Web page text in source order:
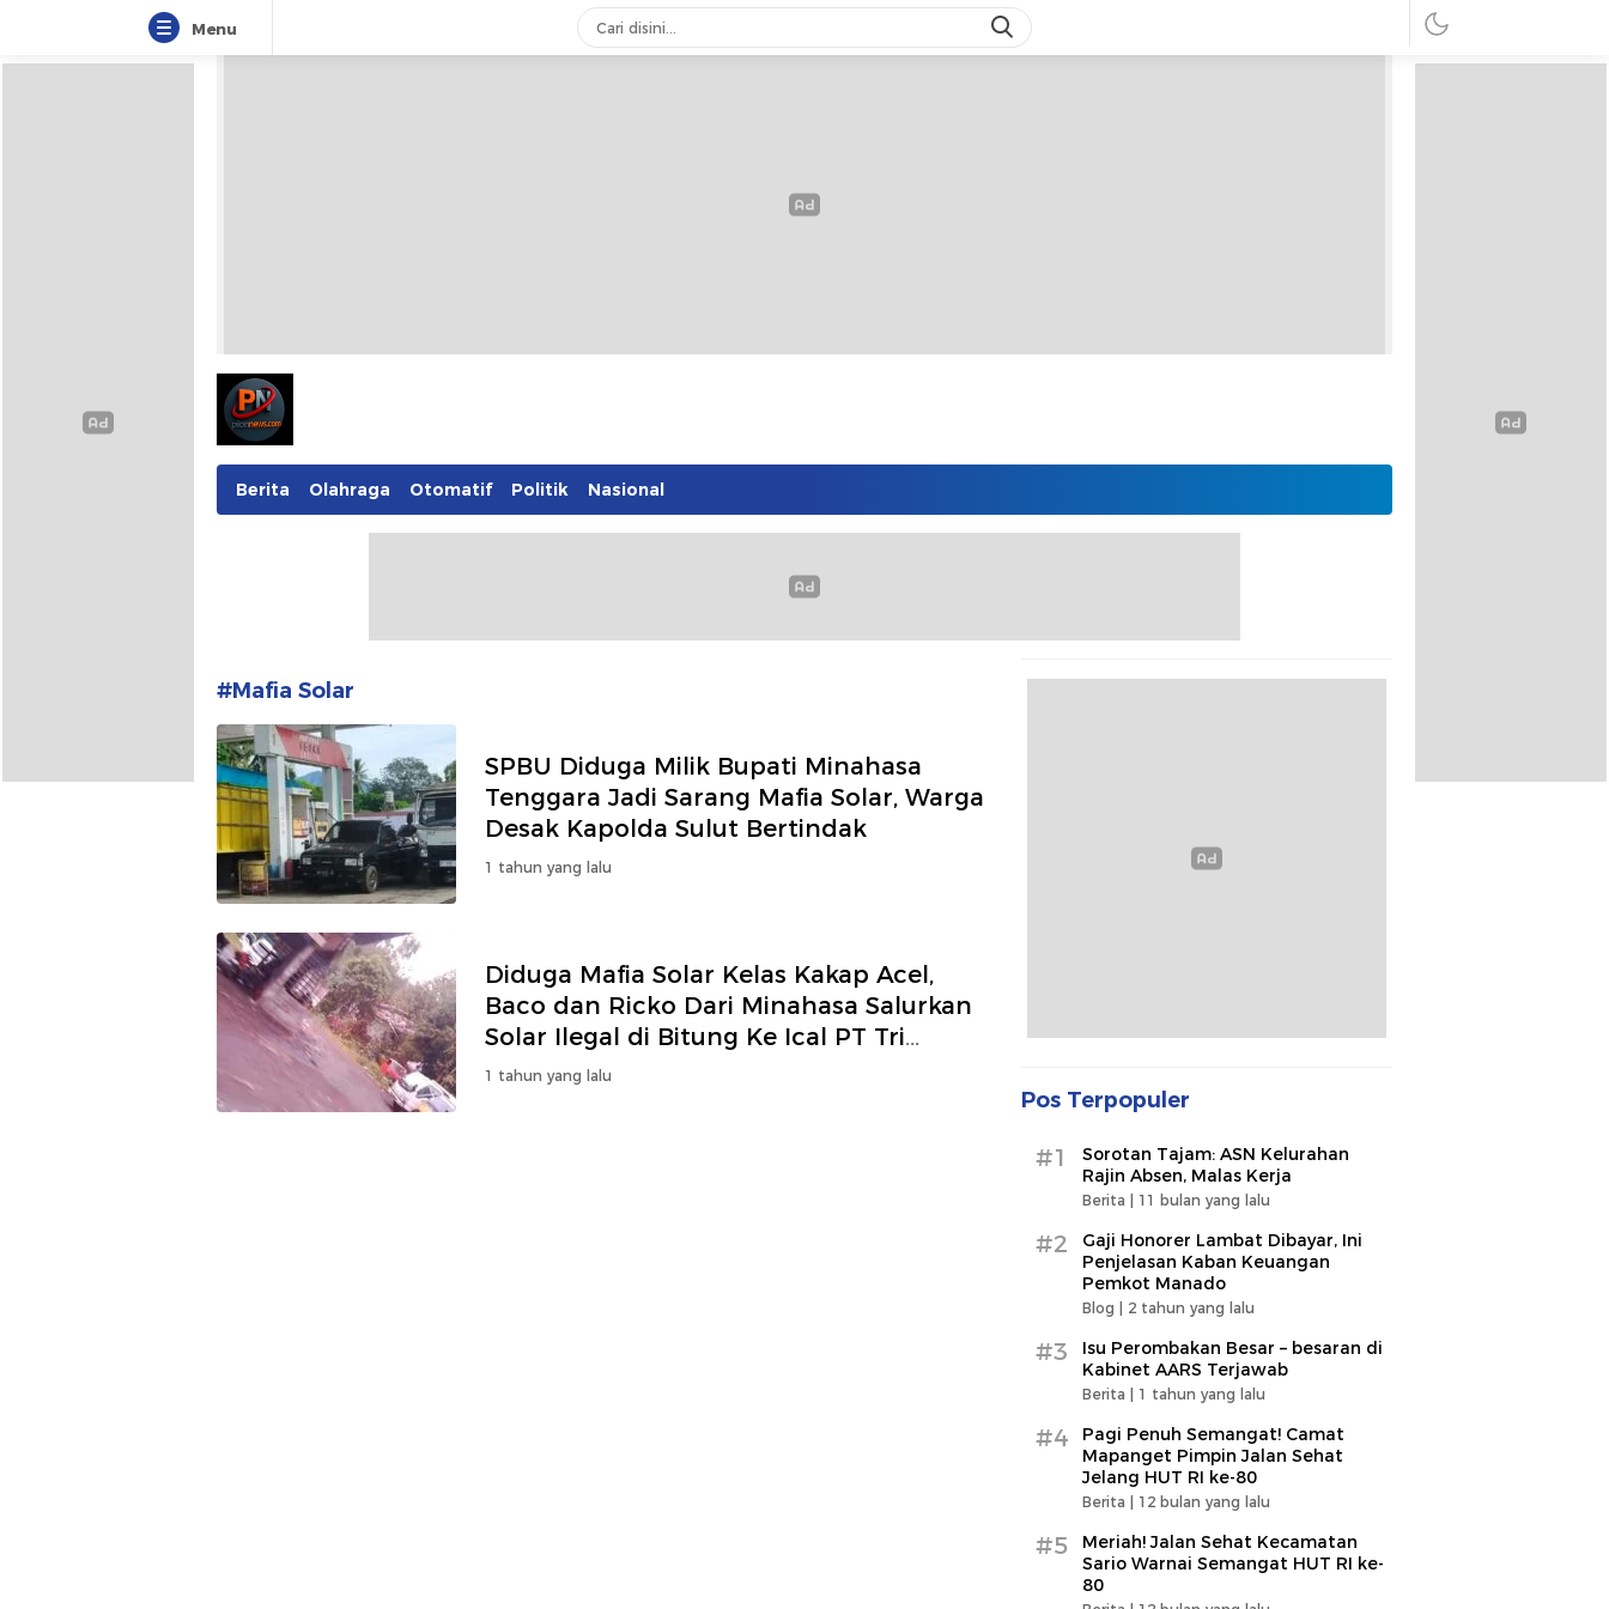
Menu
Pionnews
Berita Olahraga Otomatif Politik Nasional
#Mafia Solar
SPBU Diduga Milik Bupati Minahasa
Tenggara Jadi Sarang Mafia Solar, Warga
Desak Kapolda Sulut Bertindak
1 tahun yang lalu
Diduga Mafia Solar Kelas Kakap Acel,
Baco dan Ricko Dari Minahasa Salurkan
Solar Ilegal di Bitung Ke Ical PT Tri
Manguni
1 tahun yang lalu
Pos Terpopuler
#1
Sorotan Tajam: ASN Kelurahan
Rajin Absen, Malas Kerja
Berita | 11 bulan yang lalu
#2
Gaji Honorer Lambat Dibayar, Ini
Penjelasan Kaban Keuangan
Pemkot Manado
Blog | 2 tahun yang lalu
#3
Isu Perombakan Besar – besaran di
Kabinet AARS Terjawab
Berita | 1 tahun yang lalu
#4
Pagi Penuh Semangat! Camat
Mapanget Pimpin Jalan Sehat
Jelang HUT RI ke-80
Berita | 12 bulan yang lalu
#5
Meriah! Jalan Sehat Kecamatan
Sario Warnai Semangat HUT RI ke-
80